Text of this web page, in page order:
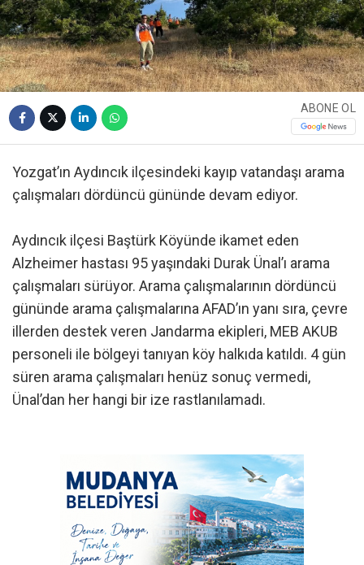
ABONE OL
Yozgat’ın Aydıncık ilçesindeki kayıp vatandaşı arama
çalışmaları dördüncü gününde devam ediyor.
Aydıncık ilçesi Baştürk Köyünde ikamet eden
Alzheimer hastası 95 yaşındaki Durak Ünal’ı arama
çalışmaları sürüyor. Arama çalışmalarının dördüncü
gününde arama çalışmalarına AFAD’ın yanı sıra, çevre
illerden destek veren Jandarma ekipleri, MEB AKUB
personeli ile bölgeyi tanıyan köy halkıda katıldı. 4 gün
süren arama çalışmaları henüz sonuç vermedi,
Ünal’dan her hangi bir ize rastlanılamadı.